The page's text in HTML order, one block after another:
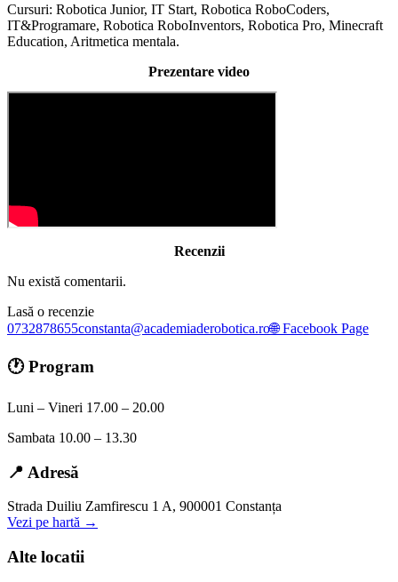
Cursuri: Robotica Junior, IT Start, Robotica RoboCoders,
IT&Programare, Robotica RoboInventors, Robotica Pro, Minecraft
Education, Aritmetica mentala.
Prezentare video
Recenzii
Nu există comentarii.
Lasă o recenzie
0732878655constanta@academiaderobotica.ro🌐 Facebook Page
🕐 Program
Luni – Vineri 17.00 – 20.00
Sambata 10.00 – 13.30
📍 Adresă
Strada Duiliu Zamfirescu 1 A, 900001 Constanța
Vezi pe hartă →
Alte locatii